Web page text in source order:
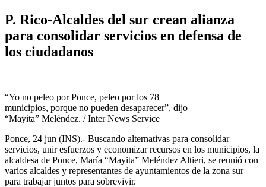
P. Rico-Alcaldes del sur crean alianza
para consolidar servicios en defensa de
los ciudadanos
“Yo no peleo por Ponce, peleo por los 78
municipios, porque no pueden desaparecer”, dijo
“Mayita” Meléndez. / Inter News Service
Ponce, 24 jun (INS).- Buscando alternativas para consolidar
servicios, unir esfuerzos y economizar recursos en los municipios, la
alcaldesa de Ponce, María “Mayita” Meléndez Altieri, se reunió con
varios alcaldes y representantes de ayuntamientos de la zona sur
para trabajar juntos para sobrevivir.